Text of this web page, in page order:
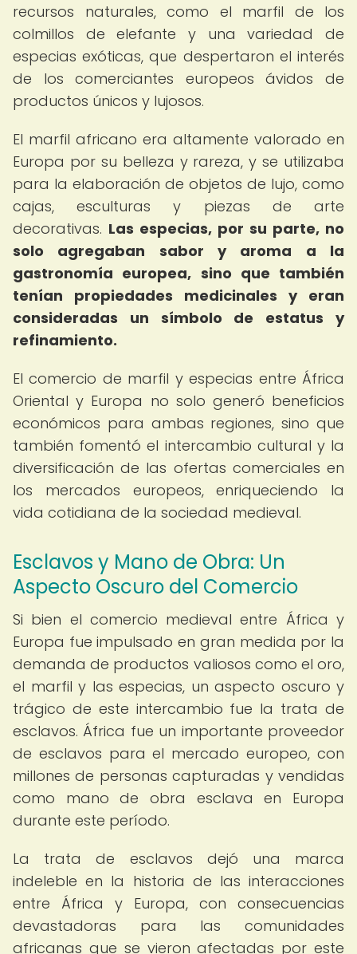
recursos naturales, como el marfil de los
colmillos de elefante y una variedad de
especias exóticas, que despertaron el interés
de los comerciantes europeos ávidos de
productos únicos y lujosos.
El marfil africano era altamente valorado en
Europa por su belleza y rareza, y se utilizaba
para la elaboración de objetos de lujo, como
cajas, esculturas y piezas de arte
decorativas. Las especias, por su parte, no
solo agregaban sabor y aroma a la
gastronomía europea, sino que también
tenían propiedades medicinales y eran
consideradas un símbolo de estatus y
refinamiento.
El comercio de marfil y especias entre África
Oriental y Europa no solo generó beneficios
económicos para ambas regiones, sino que
también fomentó el intercambio cultural y la
diversificación de las ofertas comerciales en
los mercados europeos, enriqueciendo la
vida cotidiana de la sociedad medieval.
Esclavos y Mano de Obra: Un
Aspecto Oscuro del Comercio
Si bien el comercio medieval entre África y
Europa fue impulsado en gran medida por la
demanda de productos valiosos como el oro,
el marfil y las especias, un aspecto oscuro y
trágico de este intercambio fue la trata de
esclavos. África fue un importante proveedor
de esclavos para el mercado europeo, con
millones de personas capturadas y vendidas
como mano de obra esclava en Europa
durante este período.
La trata de esclavos dejó una marca
indeleble en la historia de las interacciones
entre África y Europa, con consecuencias
devastadoras para las comunidades
africanas que se vieron afectadas por este